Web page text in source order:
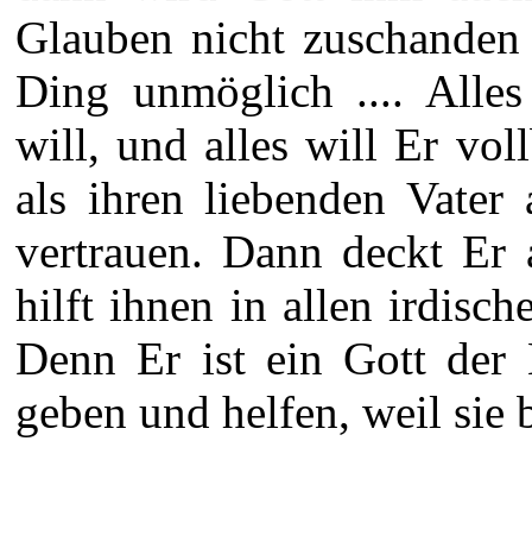
Glauben nicht
Ding unmöglich ....
will, und alles will Er
als ihren liebenden Vater
vertrauen. Dann deckt Er
hilft ihnen in allen
Denn Er ist ein Gott der
geben und helfen, weil sie